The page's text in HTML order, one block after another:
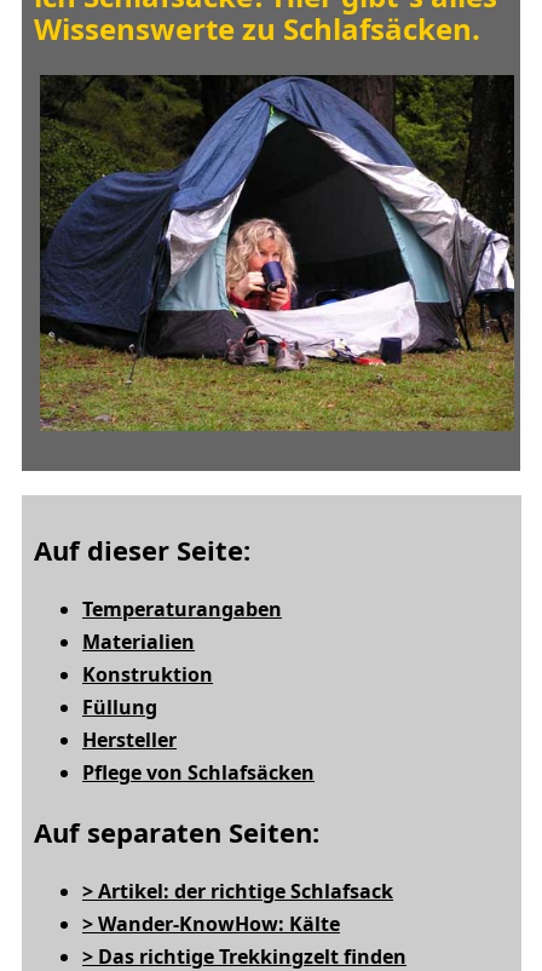
Wissenswerte zu Schlafsäcken.
Auf dieser Seite:
Temperaturangaben
Materialien
Konstruktion
Füllung
Hersteller
Pflege von Schlafsäcken
Auf separaten Seiten:
> Artikel: der richtige Schlafsack
> Wander-KnowHow: Kälte
> Das richtige Trekkingzelt finden